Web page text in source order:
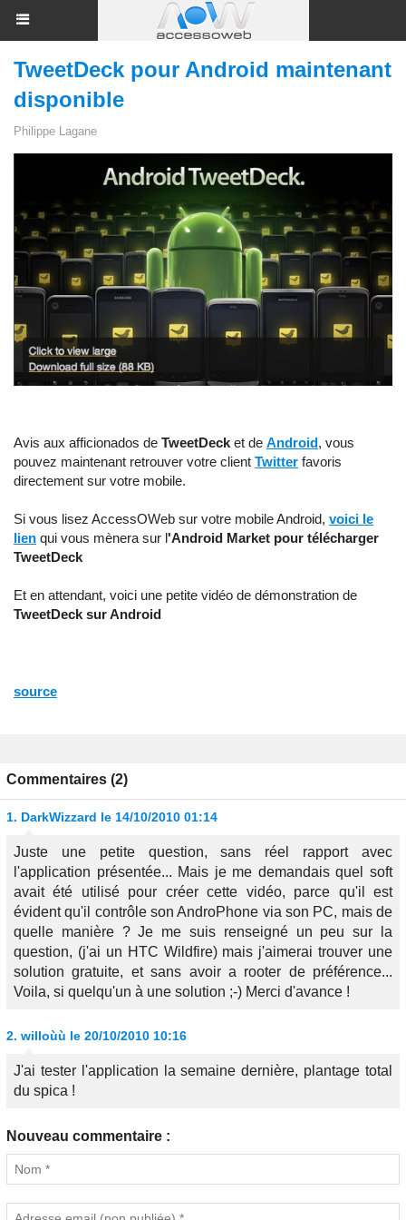
TweetDeck pour Android maintenant
disponible
Philippe Lagane
Avis aux afficionados de TweetDeck et de Android, vous
pouvez maintenant retrouver votre client Twitter favoris
directement sur votre mobile.
Si vous lisez AccessOWeb sur votre mobile Android, voici le
lien qui vous mènera sur l'Android Market pour télécharger
TweetDeck
Et en attendant, voici une petite vidéo de démonstration de
TweetDeck sur Android
source
Commentaires (2)
1. DarkWizzard le 14/10/2010 01:14
Juste une petite question, sans réel rapport avec
l'application présentée... Mais je me demandais quel soft
avait été utilisé pour créer cette vidéo, parce qu'il est
évident qu'il contrôle son AndroPhone via son PC, mais de
quelle manière ? Je me suis renseigné un peu sur la
question, (j'ai un HTC Wildfire) mais j'aimerai trouver une
solution gratuite, et sans avoir a rooter de préférence...
Voila, si quelqu'un à une solution ;-) Merci d'avance !
2. willoùù le 20/10/2010 10:16
J'ai tester l'application la semaine dernière, plantage total
du spica !
Nouveau commentaire :